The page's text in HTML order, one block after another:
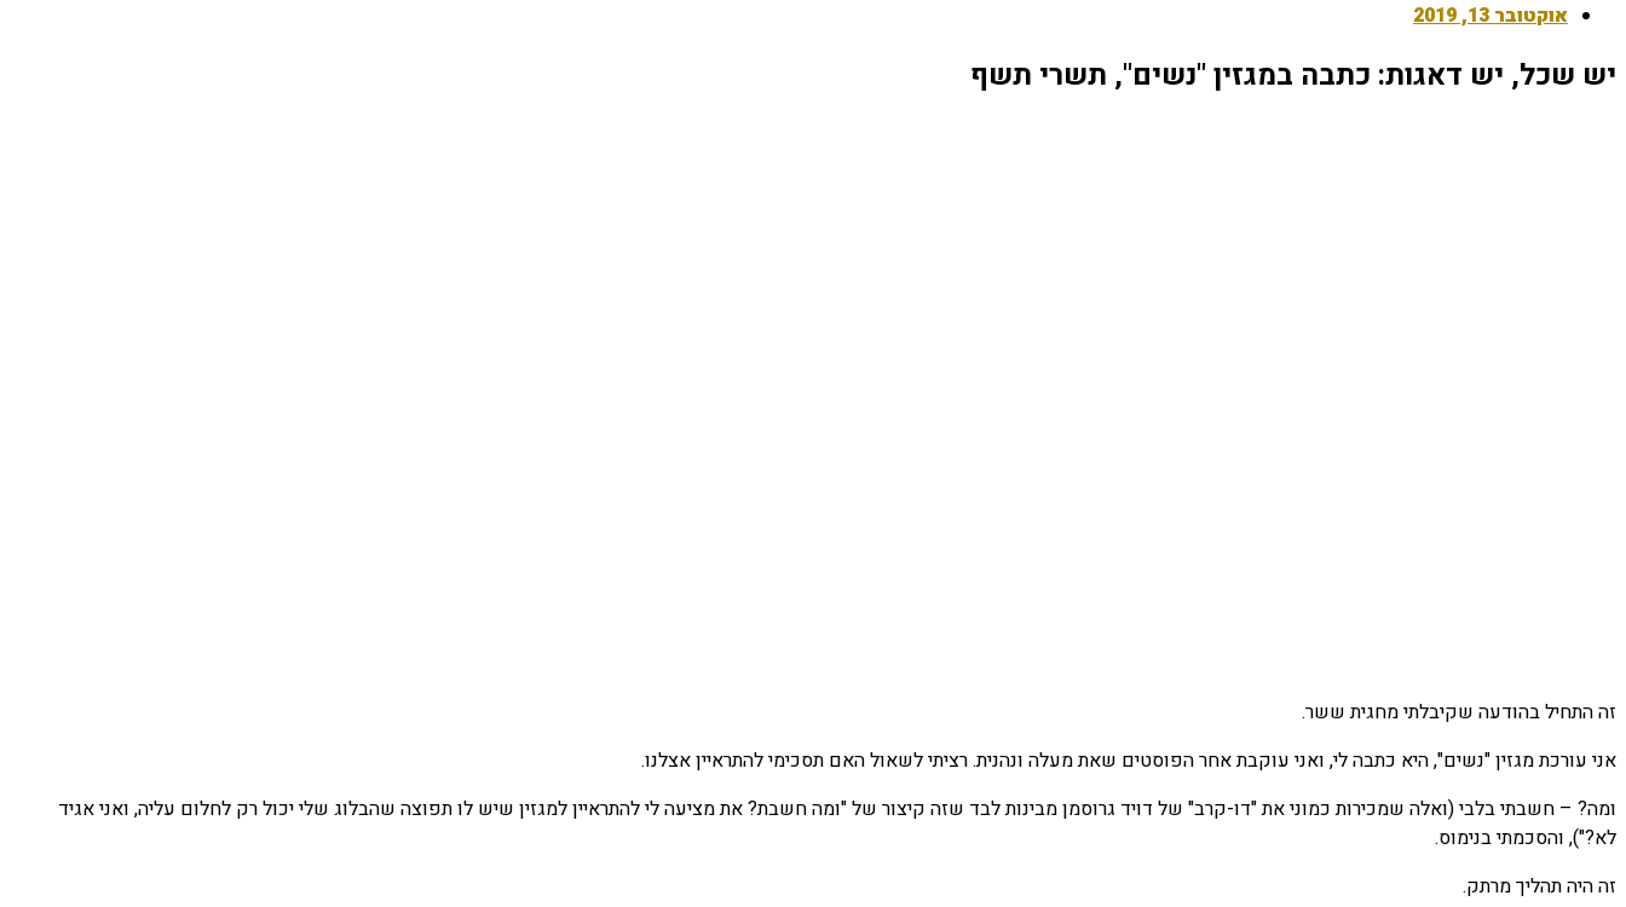
אוקטובר 13, 2019
יש שכל, יש דאגות: כתבה במגזין "נשים", תשרי תשף
זה התחיל בהודעה שקיבלתי מחגית ששר.
אני עורכת מגזין "נשים", היא כתבה לי, ואני עוקבת אחר הפוסטים שאת מעלה ונהנית. רציתי לשאול האם תסכימי להתראיין אצלנו.
ומה? – חשבתי בלבי (ואלה שמכירות כמוני את "דו-קרב" של דויד גרוסמן מבינות לבד שזה קיצור של "ומה חשבת? את מציעה לי להתראיין למגזין שיש לו תפוצה שהבלוג שלי יכול רק לחלום עליה, ואני אגיד
לא?"), והסכמתי בנימוס.
זה היה תהליך מרתק.